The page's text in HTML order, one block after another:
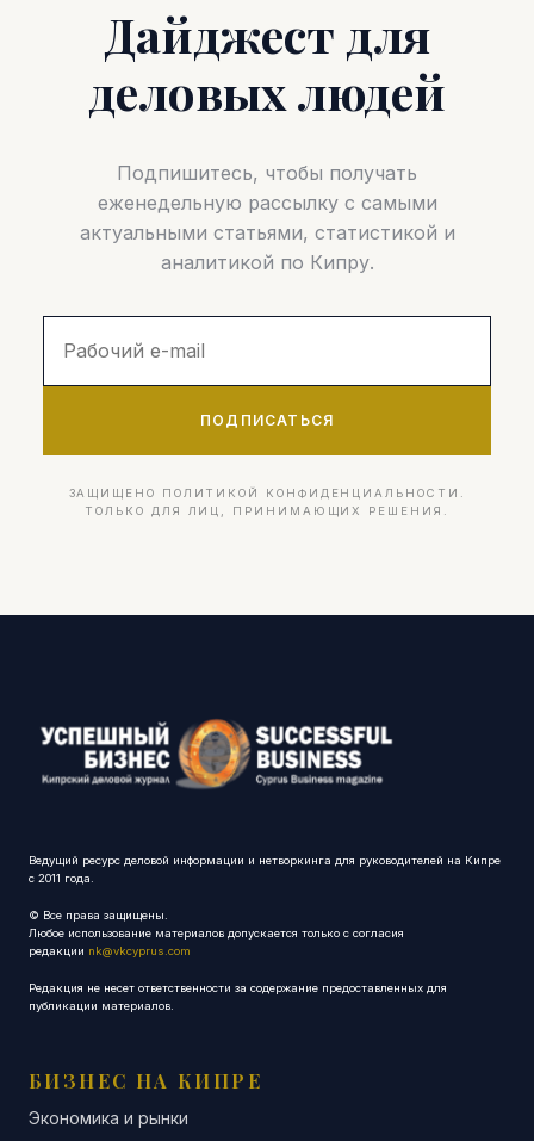
Дайджест для
деловых людей
Подпишитесь, чтобы получать
еженедельную рассылку с самыми
актуальными статьями, статистикой и
аналитикой по Кипру.
ПОДПИСАТЬСЯ
ЗАЩИЩЕНО ПОЛИТИКОЙ КОНФИДЕНЦИАЛЬНОСТИ.
ТОЛЬКО ДЛЯ ЛИЦ, ПРИНИМАЮЩИХ РЕШЕНИЯ.
Ведущий ресурс деловой информации и нетворкинга для руководителей на Кипре
с 2011 года.
© Все права защищены.
Любое использование материалов допускается только с согласия
редакции nk@vkcyprus.com
Редакция не несет ответственности за содержание предоставленных для
публикации материалов.
БИЗНЕС НА КИПРЕ
Экономика и рынки